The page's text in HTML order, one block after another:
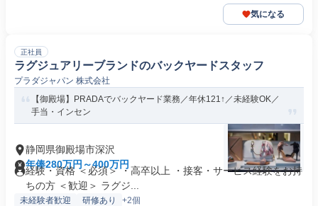
気になる
正社員
ラグジュアリーブランドのバックヤードスタッフ
プラダジャパン 株式会社
【御殿場】PRADAでバックヤード業務／年休121↑／未経験OK／
手当・インセン
静岡県御殿場市深沢
年俸280万円～400万円
経験・資格 ＜必須＞ ・高卒以上 ・接客・サービス経験をお持
ちの方 ＜歓迎＞ ラグジ...
未経験者歓迎 研修あり +2個